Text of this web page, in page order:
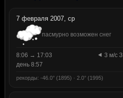
7 февраля 2007, ср
пасмурно возможен снег
8:06 → 17:03
3 м/с З
день 8:57
рекорды: -46.0° (1895) · 2.0° (1995)